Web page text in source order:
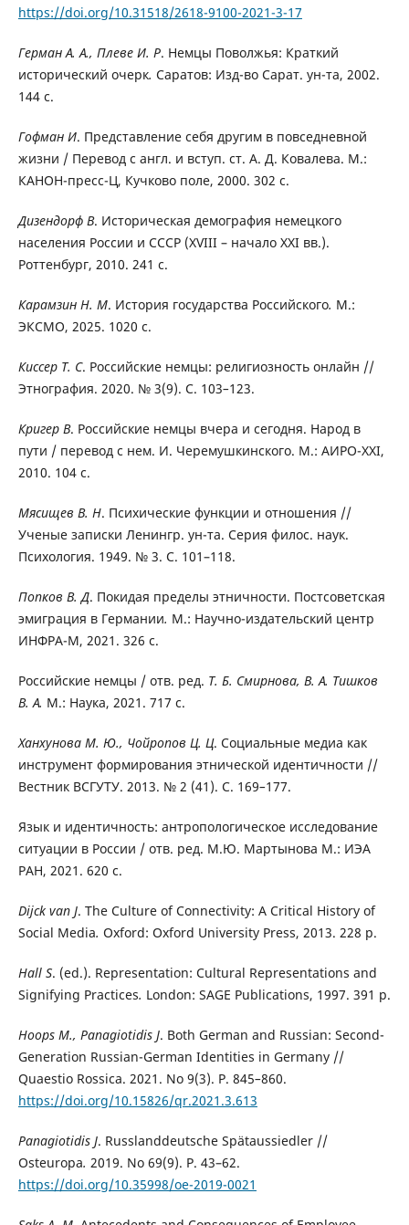
https://doi.org/10.31518/2618-9100-2021-3-17
Герман А. А., Плеве И. Р. Немцы Поволжья: Краткий
исторический очерк. Саратов: Изд-во Сарат. ун-та, 2002.
144 с.
Гофман И. Представление себя другим в повседневной
жизни / Перевод с англ. и вступ. ст. А. Д. Ковалева. М.:
КАНОН-пресс-Ц, Кучково поле, 2000. 302 с.
Дизендорф В. Историческая демография немецкого
населения России и СССР (XVIII – начало XXI вв.).
Роттенбург, 2010. 241 с.
Карамзин Н. М. История государства Российского. М.:
ЭКСМО, 2025. 1020 с.
Киссер Т. С. Российские немцы: религиозность онлайн //
Этнография. 2020. № 3(9). С. 103–123.
Кригер В. Российские немцы вчера и сегодня. Народ в
пути / перевод с нем. И. Черемушкинского. М.: АИРО-XXI,
2010. 104 с.
Мясищев В. Н. Психические функции и отношения //
Ученые записки Ленингр. ун-та. Серия филос. наук.
Психология. 1949. № 3. С. 101–118.
Попков В. Д. Покидая пределы этничности. Постсоветская
эмиграция в Германии. М.: Научно-издательский центр
ИНФРА-М, 2021. 326 с.
Российские немцы / отв. ред. Т. Б. Смирнова, В. А. Тишков
В. А. М.: Наука, 2021. 717 с.
Ханхунова М. Ю., Чойропов Ц. Ц. Социальные медиа как
инструмент формирования этнической идентичности //
Вестник ВСГУТУ. 2013. № 2 (41). С. 169–177.
Язык и идентичность: антропологическое исследование
ситуации в России / отв. ред. М.Ю. Мартынова М.: ИЭА
РАН, 2021. 620 с.
Dijck van J. The Culture of Connectivity: A Critical History of
Social Media. Oxford: Oxford University Press, 2013. 228 p.
Hall S. (ed.). Representation: Cultural Representations and
Signifying Practices. London: SAGE Publications, 1997. 391 p.
Hoops М., Panagiotidis J. Both German and Russian: Second-
Generation Russian-German Identities in Germany //
Quaestio Rossica. 2021. No 9(3). P. 845–860.
https://doi.org/10.15826/qr.2021.3.613
Panagiotidis J. Russlanddeutsche Spätaussiedler //
Osteuropa. 2019. No 69(9). P. 43–62.
https://doi.org/10.35998/oe-2019-0021